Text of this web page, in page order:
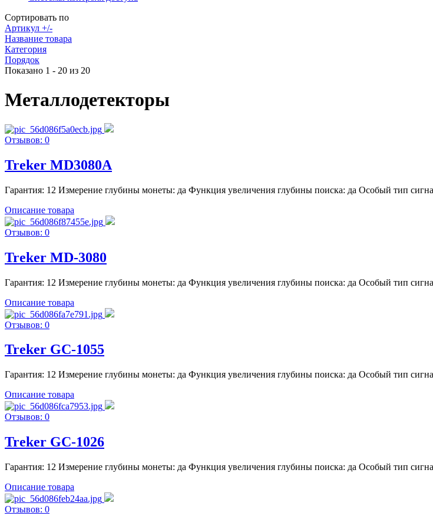
Сортировать по
Артикул +/-
Название товара
Категория
Порядок
Показано 1 - 20 из 20
Металлодетекторы
Отзывов: 0
Treker MD3080A
Гарантия: 12 Измерение глубины монеты: да Функция увеличения глубины поиска: да Особый тип
Описание товара
Отзывов: 0
Treker MD-3080
Гарантия: 12 Измерение глубины монеты: да Функция увеличения глубины поиска: да Особый тип
Описание товара
Отзывов: 0
Treker GC-1055
Гарантия: 12 Измерение глубины монеты: да Функция увеличения глубины поиска: да Особый тип
Описание товара
Отзывов: 0
Treker GC-1026
Гарантия: 12 Измерение глубины монеты: да Функция увеличения глубины поиска: да Особый тип
Описание товара
Отзывов: 0